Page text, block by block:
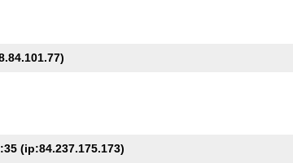
(ip:84.237.175.173)